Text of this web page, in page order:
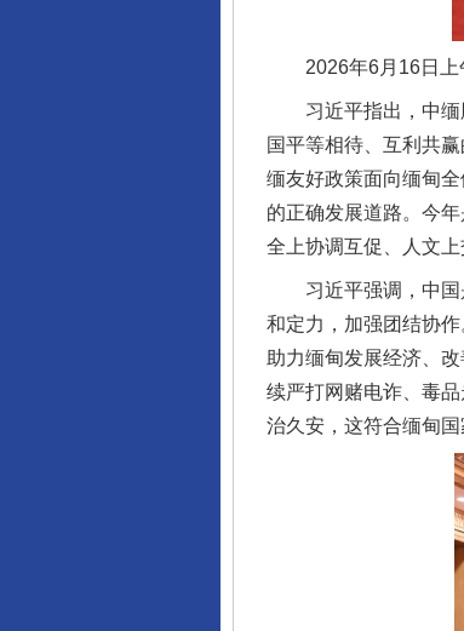
2026年6月16日上午
习近平指出，中缅胞
国平等相待、互利共
缅友好政策面向缅甸
的正确发展道路。今
全上协调互促、人文
习近平强调，中国是
和定力，加强团结协
助力缅甸发展经济、
续严打网赌电诈、毒
治久安，这符合缅甸国